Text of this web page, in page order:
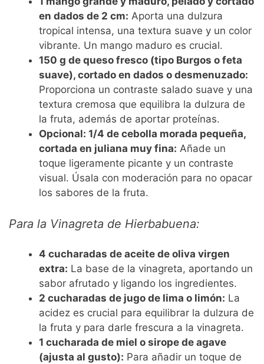
en dados de 2 cm: Aporta una dulzura
tropical intensa, una textura suave y un color
vibrante. Un mango maduro es crucial.
150 g de queso fresco (tipo Burgos o feta
suave), cortado en dados o desmenuzado:
Proporciona un contraste salado suave y una
textura cremosa que equilibra la dulzura de
la fruta, además de aportar proteínas.
Opcional: 1/4 de cebolla morada pequeña,
cortada en juliana muy fina: Añade un
toque ligeramente picante y un contraste
visual. Úsala con moderación para no opacar
los sabores de la fruta.
Para la Vinagreta de Hierbabuena:
4 cucharadas de aceite de oliva virgen
extra: La base de la vinagreta, aportando un
sabor afrutado y ligando los ingredientes.
2 cucharadas de jugo de lima o limón: La
acidez es crucial para equilibrar la dulzura de
la fruta y para darle frescura a la vinagreta.
1 cucharada de miel o sirope de agave
(ajusta al gusto): Para añadir un toque de